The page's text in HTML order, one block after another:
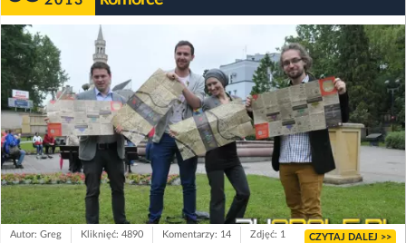
Autor: Greg Kliknięć: 4890 Komentarzy: 14 Zdjęć: 1 CZYTAJ DALEJ >>